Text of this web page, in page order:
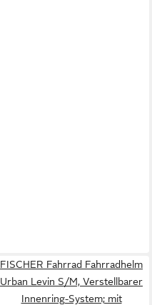
FISCHER Fahrrad Fahrradhelm
Urban Levin S/M, Verstellbarer
Innenring-System; mit